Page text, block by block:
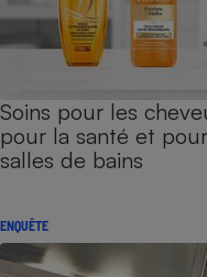
Soins pour les
pour la santé et
salles de bains
ENQUÊTE